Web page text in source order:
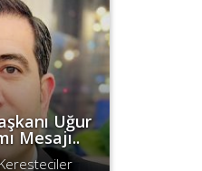
Uğur
Mesajı..